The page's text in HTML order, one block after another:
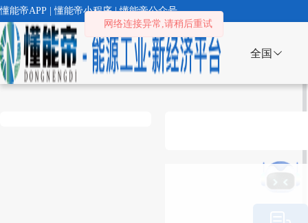
懂能帝APP | 懂能帝小程序 | 懂能帝公众号
全国
网络连接异常,请稍后重试